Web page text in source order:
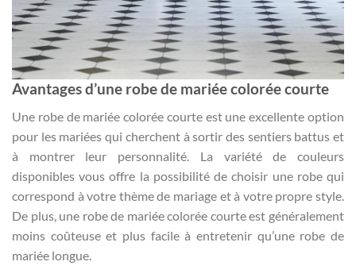
Avantages d’une robe de mariée colorée courte
Une robe de mariée colorée courte est une excellente option
pour les mariées qui cherchent à sortir des sentiers battus et
à montrer leur personnalité. La variété de couleurs
disponibles vous offre la possibilité de choisir une robe qui
correspond à votre thème de mariage et à votre propre style.
De plus, une robe de mariée colorée courte est généralement
moins coûteuse et plus facile à entretenir qu’une robe de
mariée longue.